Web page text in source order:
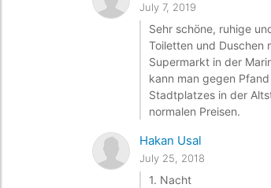
July 7, 2019
Sehr schöne, ruhige
Toiletten und Duschen
Supermarkt in der
kann man gegen
Stadtplatzes in der
normalen Preisen.
Hakan Usal
July 25, 2018
1. Nacht